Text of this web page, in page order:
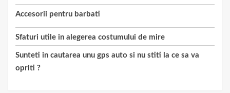
Accesorii pentru barbati
Sfaturi utile in alegerea costumului de mire
Sunteti in cautarea unu gps auto si nu stiti la ce sa va
opriti ?